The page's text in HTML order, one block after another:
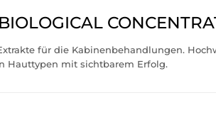
für die Kabinenbehandlungen.
Hauttypen mit sichtbarem Erfolg.